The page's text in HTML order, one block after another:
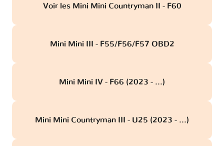
Voir les Mini Mini Countryman II - F60
Mini Mini III - F55/F56/F57 OBD2
Mini Mini IV - F66 (2023 - ...)
Mini Mini Countryman III - U25 (2023 - ...)